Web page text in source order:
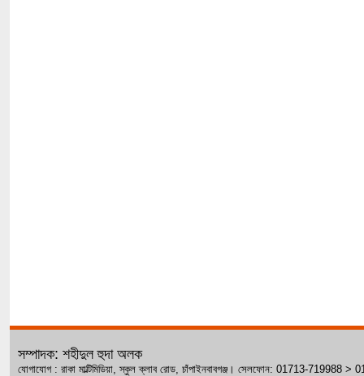
সম্পাদক: শহীদুল হুদা অলক
যোগাযোগ : রাকা মাল্টিমিডিয়া, স্কুল ক্লাব রোড, চাঁপাইনবাবগঞ্জ। সেলফোন: 01713-